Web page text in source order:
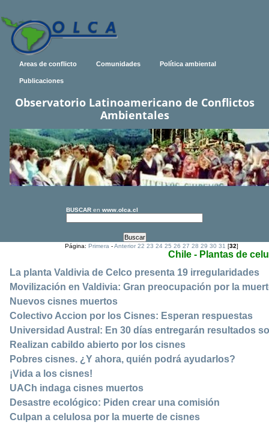
Areas de conflicto Comunidades Política ambiental
Publicaciones
Observatorio Latinoamericano de Conflictos
Ambientales
BUSCAR en www.olca.cl
Página:Primera -Anterior 22 23 24 25 26 27 28 29 30 31 [32]
Chile - Plantas de
La planta Valdivia de Celco presenta 19 irregularidades
Movilización en Valdivia: Gran preocupación por la
Nuevos cisnes muertos
Colectivo Accion por los Cisnes: Esperan respuestas
Universidad Austral: En 30 días entregarán resultados
Realizan cabildo abierto por los cisnes
Pobres cisnes. ¿Y ahora, quién podrá ayudarlos?
¡Vida a los cisnes!
UACh indaga cisnes muertos
Desastre ecológico: Piden crear una comisión
Culpan a celulosa por la muerte de cisnes